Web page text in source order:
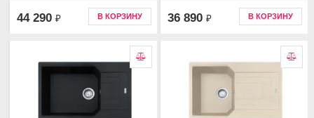
44 290 ₽ В КОРЗИНУ 36 890 ₽ В КОРЗИНУ